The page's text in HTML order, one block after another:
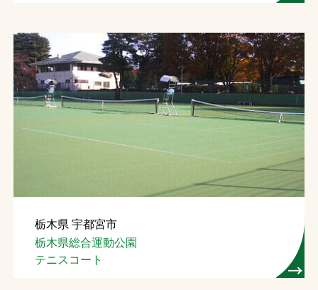
栃木県 宇都宮市
栃木県総合運動公園
テニスコート